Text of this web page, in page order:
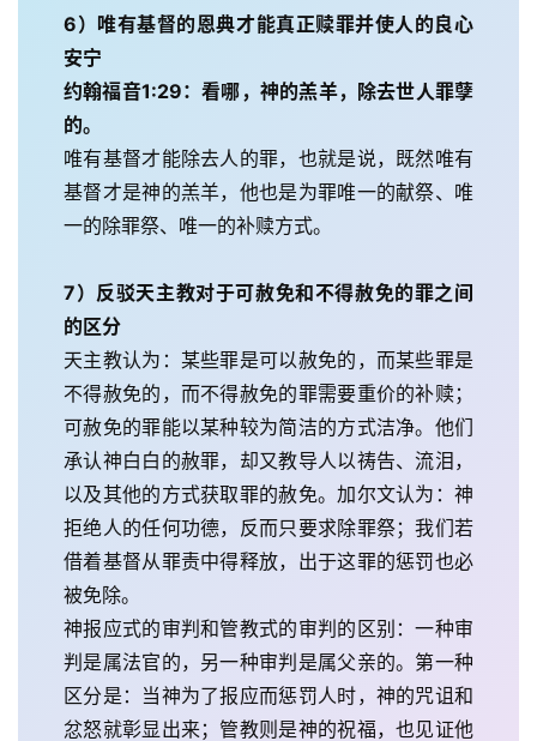
6）唯有基督的恩典才能真正赎罪并使人的良心
安宁
约翰福音1:29：看哪，神的羔羊，除去世人罪孽
的。
唯有基督才能除去人的罪，也就是说，既然唯有
基督才是神的羔羊，他也是为罪唯一的献祭、唯
一的除罪祭、唯一的补赎方式。
7）反驳天主教对于可赦免和不得赦免的罪之间
的区分
天主教认为：某些罪是可以赦免的，而某些罪是
不得赦免的，而不得赦免的罪需要重价的补赎；
可赦免的罪能以某种较为简洁的方式洁净。他们
承认神白白的赦罪，却又教导人以祷告、流泪，
以及其他的方式获取罪的赦免。加尔文认为：神
拒绝人的任何功德，反而只要求除罪祭；我们若
借着基督从罪责中得释放，出于这罪的惩罚也必
被免除。
神报应式的审判和管教式的审判的区别：一种审
判是属法官的，另一种审判是属父亲的。第一种
区分是：当神为了报应而惩罚人时，神的咒诅和
忿怒就彰显出来；管教则是神的祝福，也见证他